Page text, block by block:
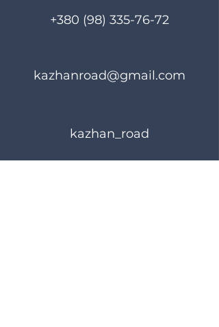
+380 (98) 335-76-72
kazhanroad@gmail.com
kazhan_road